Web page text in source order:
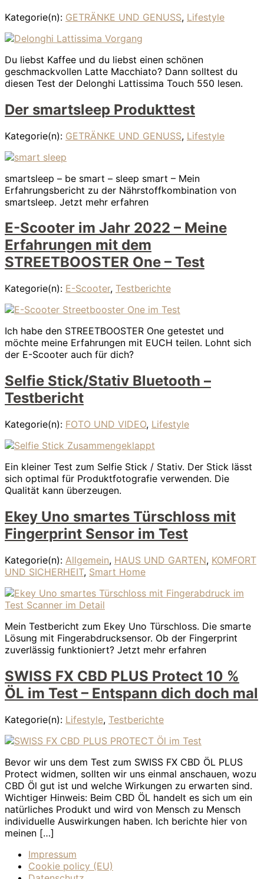
Kategorie(n): GETRÄNKE UND GENUSS, Lifestyle
Du liebst Kaffee und du liebst einen schönen
geschmackvollen Latte Macchiato? Dann solltest du
diesen Test der Delonghi Lattissima Touch 550 lesen.
Der smartsleep Produkttest
Kategorie(n): GETRÄNKE UND GENUSS, Lifestyle
smartsleep – be smart – sleep smart – Mein
Erfahrungsbericht zu der Nährstoffkombination von
smartsleep. Jetzt mehr erfahren
E-Scooter im Jahr 2022 – Meine
Erfahrungen mit dem
STREETBOOSTER One – Test
Kategorie(n): E-Scooter, Testberichte
Ich habe den STREETBOOSTER One getestet und
möchte meine Erfahrungen mit EUCH teilen. Lohnt sich
der E-Scooter auch für dich?
Selfie Stick/Stativ Bluetooth –
Testbericht
Kategorie(n): FOTO UND VIDEO, Lifestyle
Ein kleiner Test zum Selfie Stick / Stativ. Der Stick lässt
sich optimal für Produktfotografie verwenden. Die
Qualität kann überzeugen.
Ekey Uno smartes Türschloss mit
Fingerprint Sensor im Test
Kategorie(n): Allgemein, HAUS UND GARTEN, KOMFORT
UND SICHERHEIT, Smart Home
Mein Testbericht zum Ekey Uno Türschloss. Die smarte
Lösung mit Fingerabdrucksensor. Ob der Fingerprint
zuverlässig funktioniert? Jetzt mehr erfahren
SWISS FX CBD PLUS Protect 10 %
ÖL im Test – Entspann dich doch mal
Kategorie(n): Lifestyle, Testberichte
Bevor wir uns dem Test zum SWISS FX CBD ÖL PLUS
Protect widmen, sollten wir uns einmal anschauen, wozu
CBD Öl gut ist und welche Wirkungen zu erwarten sind.
Wichtiger Hinweis: Beim CBD ÖL handelt es sich um ein
natürliches Produkt und wird von Mensch zu Mensch
individuelle Auswirkungen haben. Ich berichte hier von
meinen […]
Impressum
Cookie policy (EU)